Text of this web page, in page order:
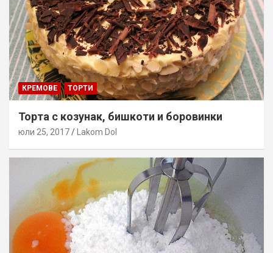
КРЕМОВЕ ТОРТИ
Торта с козунак, бишкоти и боровинки
юли 25, 2017 Lakom Dol